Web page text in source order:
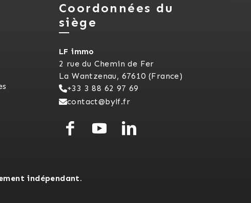
Coordonnées du
siège
LF immo
2 rue du Chemin de Fer
La Wantzenau, 67610 (France)
+33 3 88 62 97 69
contact@bylf.fr
indépendant.